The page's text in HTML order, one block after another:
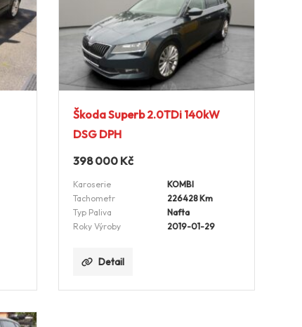
Škoda Superb 2.0TDi 140kW
DSG DPH
398 000 Kč
Karoserie
KOMBI
Tachometr
226428 Km
Typ Paliva
Nafta
Roky Výroby
2019-01-29
Detail